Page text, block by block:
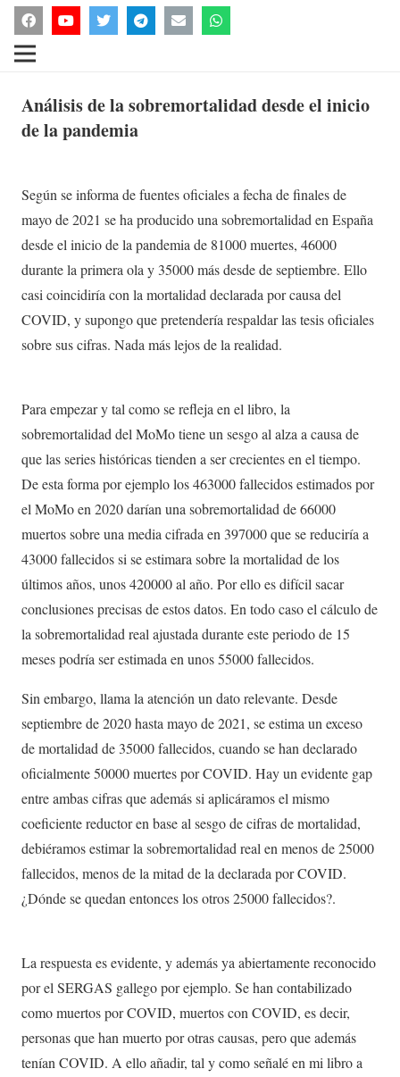
Análisis de la sobremortalidad desde el inicio
de la pandemia
Según se informa de fuentes oficiales a fecha de finales de
mayo de 2021 se ha producido una sobremortalidad en España
desde el inicio de la pandemia de 81000 muertes, 46000
durante la primera ola y 35000 más desde de septiembre. Ello
casi coincidiría con la mortalidad declarada por causa del
COVID, y supongo que pretendería respaldar las tesis oficiales
sobre sus cifras. Nada más lejos de la realidad.
Para empezar y tal como se refleja en el libro, la
sobremortalidad del MoMo tiene un sesgo al alza a causa de
que las series históricas tienden a ser crecientes en el tiempo.
De esta forma por ejemplo los 463000 fallecidos estimados por
el MoMo en 2020 darían una sobremortalidad de 66000
muertos sobre una media cifrada en 397000 que se reduciría a
43000 fallecidos si se estimara sobre la mortalidad de los
últimos años, unos 420000 al año. Por ello es difícil sacar
conclusiones precisas de estos datos. En todo caso el cálculo de
la sobremortalidad real ajustada durante este periodo de 15
meses podría ser estimada en unos 55000 fallecidos.
Sin embargo, llama la atención un dato relevante. Desde
septiembre de 2020 hasta mayo de 2021, se estima un exceso
de mortalidad de 35000 fallecidos, cuando se han declarado
oficialmente 50000 muertes por COVID. Hay un evidente gap
entre ambas cifras que además si aplicáramos el mismo
coeficiente reductor en base al sesgo de cifras de mortalidad,
debiéramos estimar la sobremortalidad real en menos de 25000
fallecidos, menos de la mitad de la declarada por COVID.
¿Dónde se quedan entonces los otros 25000 fallecidos?.
La respuesta es evidente, y además ya abiertamente reconocido
por el SERGAS gallego por ejemplo. Se han contabilizado
como muertos por COVID, muertos con COVID, es decir,
personas que han muerto por otras causas, pero que además
tenían COVID. A ello añadir, tal y como señalé en mi libro a